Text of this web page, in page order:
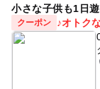
小さな子供も1日
クーポン
♪オトク